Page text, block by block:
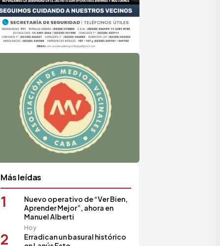
de Medios Vecinales
Más leídas
1
Nuevo operativo de “Ver Bien,
Aprender Mejor”, ahora en
Manuel Alberti
Hoy
2
Erradican un basural histórico